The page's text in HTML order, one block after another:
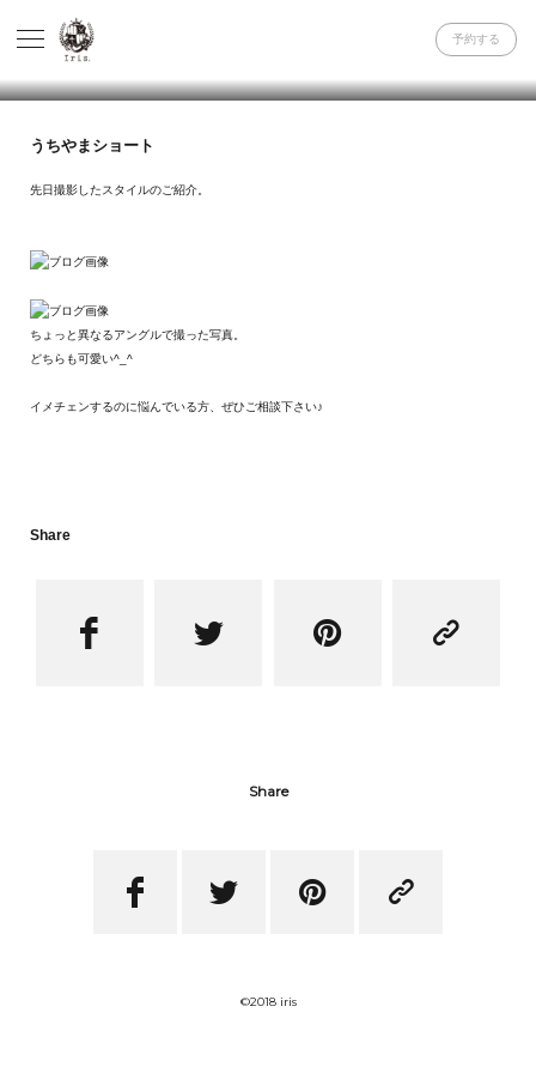
予約する
うちやまショート
先日撮影したスタイルのご紹介。
ちょっと異なるアングルで撮った写真。
どちらも可愛い^_^
イメチェンするのに悩んでいる方、ぜひご相談下さい♪
Share
   
Share
   
©2018 iris